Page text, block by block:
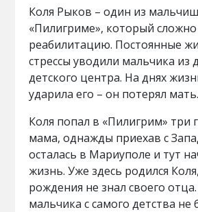
Коля Рыков – один из
«Пилигриме», который
реабилитацию. Постоянные
стрессы уводили мальчика из
детского центра. На днях
ударила его – он потерял мать.
Коля попал в «Пилигрим» три
мама, однажды приехав с
осталась в Мариуполе и тут
жизнь. Уже здесь родился
рождения не знал своего
мальчика с самого детства не